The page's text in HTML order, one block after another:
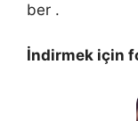
ber .
İndirmek için